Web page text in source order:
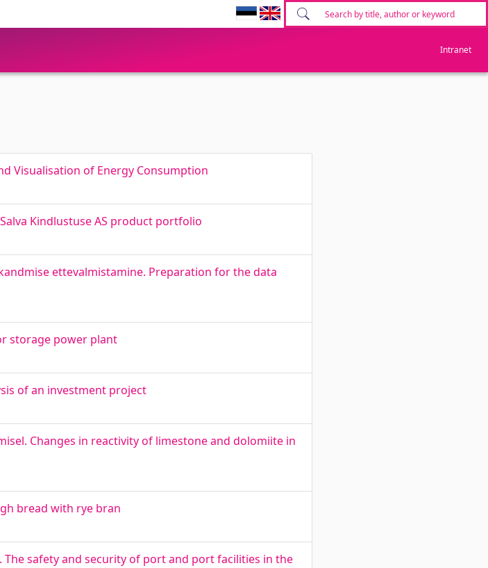
Intranet
Visualisation of Energy Consumption
Kindlustuse AS product portfolio
ettevalmistamine. Preparation for the data
storage power plant
of an investment project
Changes in reactivity of limestone and dolomiite in
bread with rye bran
safety and security of port and port facilities in the